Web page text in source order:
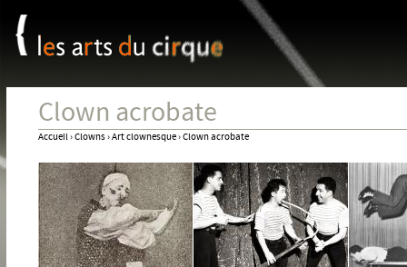
Clown acrobate
Vous
êtes
ici
Accueil›Clowns›Art clownesque›Clown acrobate
Panneau de gestion des cookies